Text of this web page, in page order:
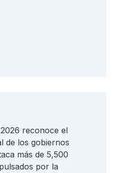
reconoce el
de los gobiernos
más de 5,500
por la